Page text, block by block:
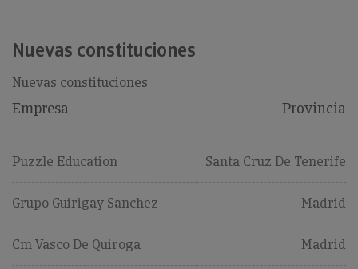
Nuevas constituciones
Nuevas constituciones
Empresa Provincia
Puzzle Education Santa Cruz De Tenerife
Grupo Guirigay Sanchez Madrid
Cm Vasco De Quiroga Madrid